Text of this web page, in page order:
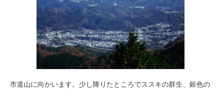
市道山に向かいます。少し降りたところでススキの群生、銀色の